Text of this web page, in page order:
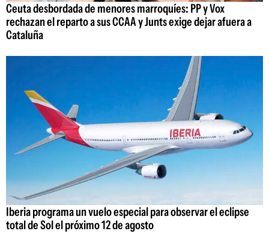
Ceuta desbordada de menores marroquíes: PP y Vox
rechazan el reparto a sus CCAA y Junts exige dejar afuera a
Cataluña
Iberia programa un vuelo especial para observar el eclipse
total de Sol el próximo 12 de agosto